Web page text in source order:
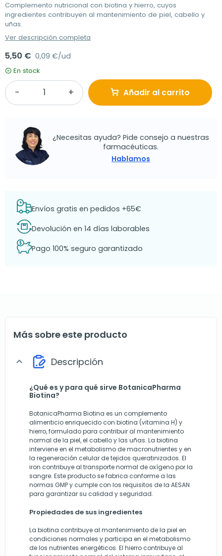
Complemento nutricional con biotina y hierro, cuyos
ingredientes contribuyen al mantenimiento de piel, cabello y
uñas.
Ver descripción completa
5,50 € 0,09 €/ud
En stock
Añadir al carrito
¿Necesitas ayuda? Pide consejo a nuestras
farmacéuticas.
Hablamos
Envíos gratis en pedidos +65€
Devolución en 14 días laborables
Pago 100% seguro garantizado
Más sobre este producto
expand_more Descripción
¿Qué es y para qué sirve BotanicaPharma
Biotina?
BotanicaPharma Biotina es un complemento
alimenticio enriquecido con biotina (vitamina H) y
hierro, formulado para contribuir al mantenimiento
normal de la piel, el cabello y las uñas. La biotina
interviene en el metabolismo de macronutrientes y en
la regeneración celular de tejidos queratinizados. El
iron contribuye al transporte normal de oxígeno por la
sangre. Este producto se fabrica conforme a las
normas GMP y cumple con los requisitos de la AESAN
para garantizar su calidad y seguridad.
Propiedades de sus ingredientes
La biotina contribuye al mantenimiento de la piel en
condiciones normales y participa en el metabolismo
de los nutrientes energéticos. El hierro contribuye al